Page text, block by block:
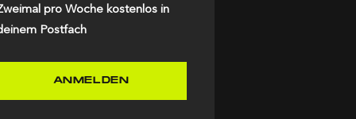
pro Woche kostenlos in
Postfach